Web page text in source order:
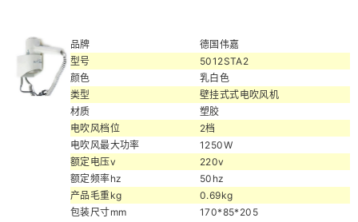
品牌
德国伟嘉
型号
5012STA2
颜色
乳白色
类型
壁挂式式电吹风机
材质
塑胶
电吹风档位
2档
电吹风最大功率
1250W
额定电压v
220v
额定频率hz
50hz
产品毛重kg
0.69kg
包装尺寸mm
170*85*205